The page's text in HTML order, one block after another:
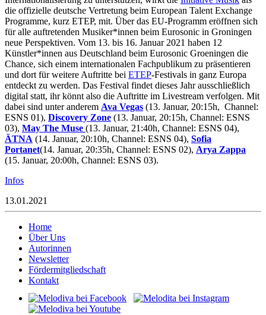
die offizielle deutsche Vertretung beim European Talent Exchange
Programme, kurz ETEP, mit. Über das EU-Programm eröffnen sich
für alle auftretenden Musiker*innen beim Eurosonic in Groningen
neue Perspektiven. Vom 13. bis 16. Januar 2021 haben 12
Künstler*innen aus Deutschland beim Eurosonic Groeningen die
Chance, sich einem internationalen Fachpublikum zu präsentieren
und dort für weitere Auftritte bei ETEP-Festivals in ganz Europa
entdeckt zu werden. Das Festival findet dieses Jahr ausschließlich
digital statt, ihr könnt also die Auftritte im Livestream verfolgen. Mit
dabei sind unter anderem Ava Vegas (13. Januar, 20:15h, Channel:
ESNS 01), Discovery Zone (13. Januar, 20:15h, Channel: ESNS
03), May The Muse (13. Januar, 21:40h, Channel: ESNS 04),
ÄTNA (14. Januar, 20:10h, Channel: ESNS 04), Sofia
Portanet(14. Januar, 20:35h, Channel: ESNS 02), Arya Zappa
(15. Januar, 20:00h, Channel: ESNS 03).
Infos
13.01.2021
Home
Über Uns
Autorinnen
Newsletter
Fördermitgliedschaft
Kontakt